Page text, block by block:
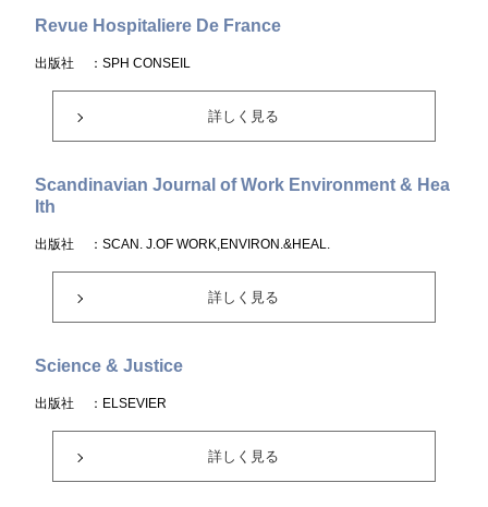
Revue Hospitaliere De France
出版社 ：SPH CONSEIL
詳しく見る
Scandinavian Journal of Work Environment & Hea
lth
出版社 ：SCAN. J.OF WORK,ENVIRON.&HEAL.
詳しく見る
Science & Justice
出版社 ：ELSEVIER
詳しく見る